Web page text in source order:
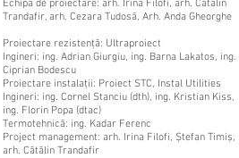
Echipa de proiectare: arh. Irina Filofi, arh. Catalin
Trandafir, arh. Cezara Tudosă, Arh. Anda Gheorghe
Proiectare rezistență: Ultraproiect
Ingineri: ing. Adrian Giurgiu, ing. Barna Lakatos, ing.
Ciprian Bodescu
Proiectare instalații: Proiect STC, Instal Utilities
Ingineri: ing. Cornel Stanciu (dth), ing. Kristian Kiss,
ing. Florin Popa (dtac)
Termotehnică: ing. Kadar Ferenc
Project management: arh. Irina Filofi, Ștefan Timiș,
arh. Cătălin Trandafir